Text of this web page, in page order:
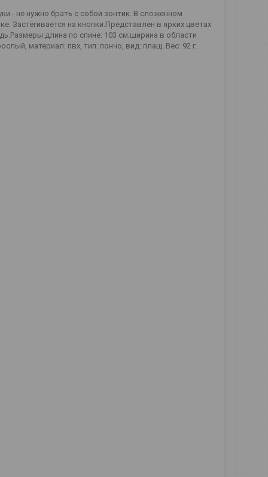
- не нужно брать с собой зонтик. В сложенном
Застёгивается на кнопки.Представлен в ярких цветах
по спине: 103 см;ширина в области
материал: пвх, тип: пончо, вид: плащ. Вес: 92 г.